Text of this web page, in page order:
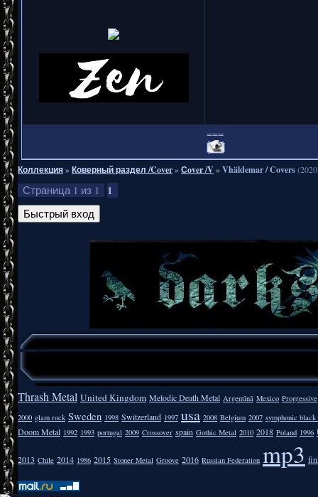
===
Коллекция»Коверный раздел /Cover»Сover /V»Vhäldemar / Covers
Страница 1 из 1 1
Thrash Metal United Kingdom Melodic Death Metal Argentīnā Mexico Progressive
2000 glam rock Sweden 1998 Switzerland 1997 usa 2008 Belgium 2007 symphonic
Doom Metal 1992 1993 portugal 2009 Crossover spain Gothic Metal 2010 2018 Poland 1996
2013 Chile 2014 1986 2015 Stoner Metal Groove 2016 Russian Federation mp3